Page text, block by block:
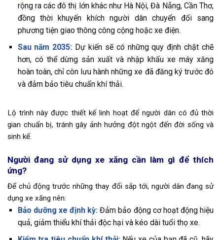
rộng ra các đô thị lớn khác như Hà Nội, Đà Nẵng, Cần Thơ,
đồng thời khuyến khích người dân chuyển đổi sang
phương tiện giao thông công cộng hoặc xe điện.
Sau năm 2035: Dự kiến sẽ có những quy định chặt chẽ
hơn, có thể dừng sản xuất và nhập khẩu xe máy xăng
hoàn toàn, chỉ còn lưu hành những xe đã đăng ký trước đó
và đảm bảo tiêu chuẩn khí thải.
Lộ trình này được thiết kế linh hoạt để người dân có đủ thời
gian chuẩn bị, tránh gây ảnh hưởng đột ngột đến đời sống và
sinh kế.
Người đang sử dụng xe xăng cần làm gì để thích
ứng?
Để chủ động trước những thay đổi sắp tới, người dân đang sử
dụng xe xăng nên:
Bảo dưỡng xe định kỳ: Đảm bảo động cơ hoạt động hiệu
quả, giảm thiểu khí thải độc hại và kéo dài tuổi thọ xe.